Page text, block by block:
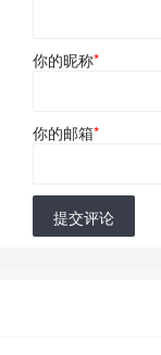
你的昵称*
你的邮箱*
提交评论